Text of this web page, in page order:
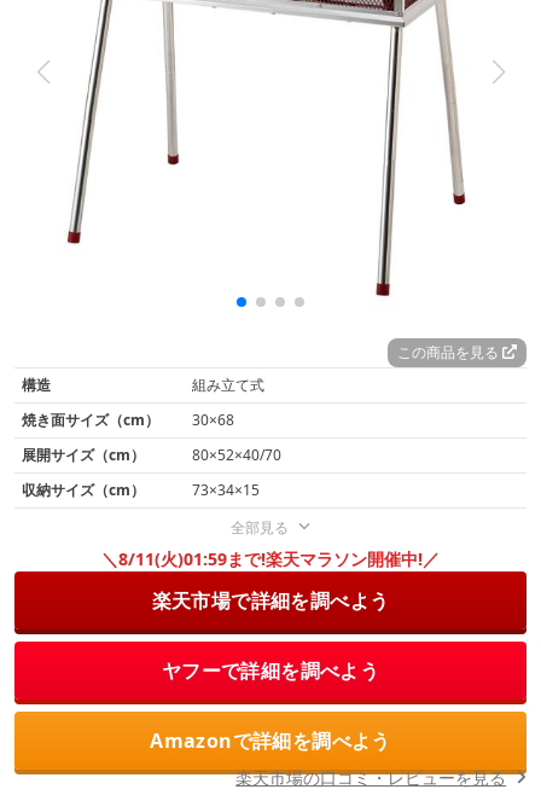
この商品を見る
構造
組み立て式
焼き面サイズ（cm）
30×68
展開サイズ（cm）
80×52×40/70
収納サイズ（cm）
73×34×15
全部見る
＼8/11(火)01:59まで!楽天マラソン開催中!／
楽天市場で詳細を調べよう
ヤフーで詳細を調べよう
Amazonで詳細を調べよう
楽天市場の口コミ・レビューを見る